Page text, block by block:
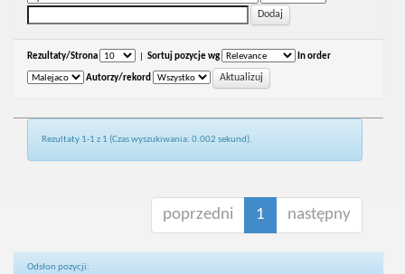
Rezultaty/Strona Sortuj pozycje wg In order
Autorzy/rekord
Rezultaty 1-1 z 1 (Czas wyszukiwania: 0.002 sekund).
poprzedni 1 następny
Odsłon pozycji: